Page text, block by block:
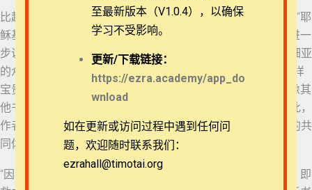
08 彼得后书 2:1-3
09 彼得后书 2:4-7
10 彼得后书 2:8-10
11 彼得后书 2:10-12
比起前书，作者除了称呼自己是“耶稣基督的使徒”，他增加了“耶
稣基督仆人”，与犹大书的作者自称“耶稣基督仆人”一致。这进一
步说明了二者之间微妙的关联。比起前书中读者群体是小亚细亚
的众教会，后书中没有特定的地理区域，只是“与我们同得一样
宝贵信心的人”。但作者没有说明“我们”是谁，问安中也没有像其
他书信结尾一样提到共同问安、或送信人、代笔人。尽管如此，
作者需要让读者们知道他们加入的是一个以主耶稣基督为首的共
同体，他在书信中的观点并非代表他自己。
“因我们的神和救主耶稣基督之义”也可以翻译为“因我们的神，即
联系我们
关于我们
Copyright © 2022-2026 Timothy Training International,
至最新版本（V1.0.4），以确保
学习不受影响。
更新/下载链接：
https://ezra.academy/app_do
wnload
如在更新或访问过程中遇到任何问
题，欢迎随时联系我们：
ezrahall@timotai.org